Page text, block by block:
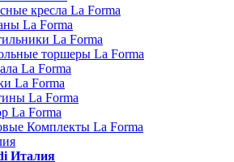
кресла La Forma
La Forma
La Forma
торшеры La Forma
La Forma
La Forma
La Forma
La Forma
Комплекты La Forma
Италия